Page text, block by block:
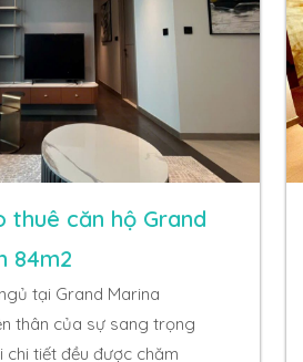
thuê căn hộ Grand
84m2
tại Grand Marina
thân của sự sang trọng
chi tiết đều được chăm